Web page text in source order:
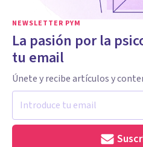
NEWSLETTER PYM
La pasión por la
tu email
Únete y recibe artículos y